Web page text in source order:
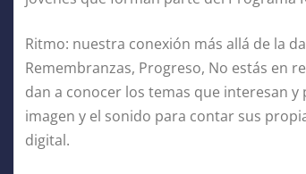
Ritmo: nuestra conexión más allá de la
Remembranzas, Progreso, No estás en
dan a conocer los temas que interesan
imagen y el sonido para contar sus
digital.